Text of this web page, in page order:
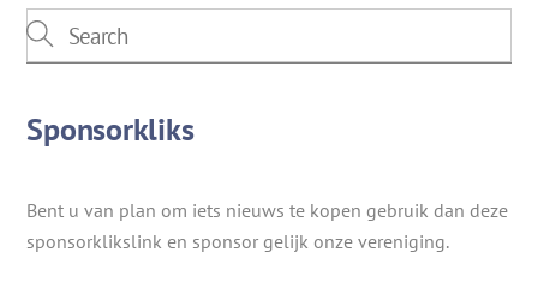
Sponsorkliks
Bent u van plan om iets nieuws te kopen gebruik dan deze
sponsorklikslink en sponsor gelijk onze vereniging.